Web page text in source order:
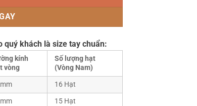
quý khách là size tay chuẩn:
kính
vòng
Số lượng hạt
(Vòng Nam)
16 Hạt
15 Hạt